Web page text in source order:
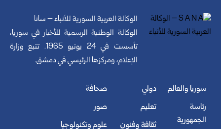
الوكالة العربية السورية للأنباء – سانا
الوكالة الوطنية الرسمية للأخبار في سوريا،
تأسست في 24 يونيو 1965. تتبع وزارة
الإعلام، ومركزها الرئيسي في دمشق.
سوريا والعالم
رئاسة
الجمهورية
دولي
تعليم
ثقافة وفنون
صحافة
صور
علوم وتكنولوجيا